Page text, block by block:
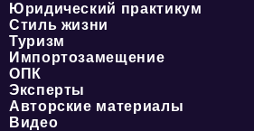
Юридический практикум
Стиль жизни
Туризм
Импортозамещение
ОПК
Эксперты
Авторские материалы
Видео